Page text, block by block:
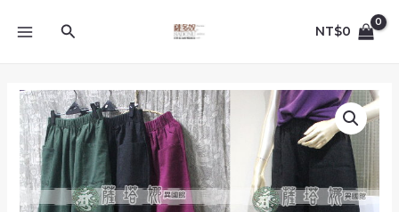
搜
NT$0
獨
家
泰
製
_
請